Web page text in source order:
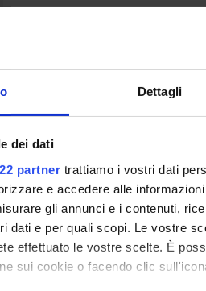
Dettagli
dei dati
partner trattiamo i vostri dati
e accedere alle
gli annunci e i contenuti,
dati e per quali scopi. Le vostre
effettuato le vostre scelte. È
sui cookie o facendo clic